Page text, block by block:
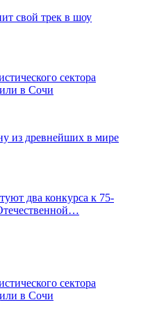
свой трек в шоу
сектора
в Сочи
из древнейших в мире
два конкурса к 75-
сектора
в Сочи